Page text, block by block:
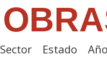
Sector Estado Año